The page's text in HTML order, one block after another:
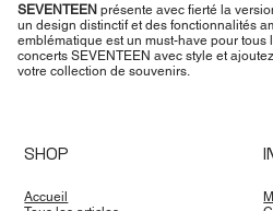
SEVENTEENprésente avec fierté la
un design distinctif et des fonctionnalités
emblématique est un must-have pour tous
concerts SEVENTEEN avec style et
votre collection de souvenirs.
SHOP
Accueil